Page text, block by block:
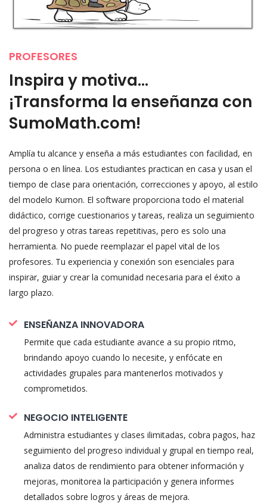
PROFESORES
Inspira y motiva...
¡Transforma la enseñanza con
SumoMath.com!
Amplía tu alcance y enseña a más estudiantes con facilidad, en
persona o en línea. Los estudiantes practican en casa y usan el
tiempo de clase para orientación, correcciones y apoyo, al estilo
del modelo Kumon. El software proporciona todo el material
didáctico, corrige cuestionarios y tareas, realiza un seguimiento
del progreso y otras tareas repetitivas, pero es solo una
herramienta. No puede reemplazar el papel vital de los
profesores. Tu experiencia y conexión son esenciales para
inspirar, guiar y crear la comunidad necesaria para el éxito a
largo plazo.
ENSEÑANZA INNOVADORA
Permite que cada estudiante avance a su propio ritmo,
brindando apoyo cuando lo necesite, y enfócate en
actividades grupales para mantenerlos motivados y
comprometidos.
NEGOCIO INTELIGENTE
Administra estudiantes y clases ilimitadas, cobra pagos, haz
seguimiento del progreso individual y grupal en tiempo real,
analiza datos de rendimiento para obtener información y
mejoras, monitorea la participación y genera informes
detallados sobre logros y áreas de mejora.